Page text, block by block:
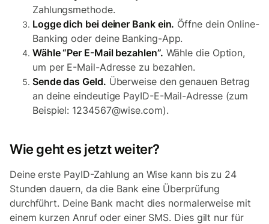
Zahlungsmethode.
Logge dich bei deiner Bank ein. Öffne dein Online-
Banking oder deine Banking-App.
Wähle “Per E-Mail bezahlen”. Wähle die Option,
um per E-Mail-Adresse zu bezahlen.
Sende das Geld. Überweise den genauen Betrag
an deine eindeutige PayID-E-Mail-Adresse (zum
Beispiel: 1234567@wise.com).
Wie geht es jetzt weiter?
Deine erste PayID-Zahlung an Wise kann bis zu 24
Stunden dauern, da die Bank eine Überprüfung
durchführt. Deine Bank macht dies normalerweise mit
einem kurzen Anruf oder einer SMS. Dies gilt nur für